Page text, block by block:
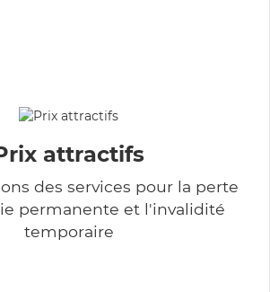
attractifs
des services pour la perte
permanente et l'invalidité
temporaire